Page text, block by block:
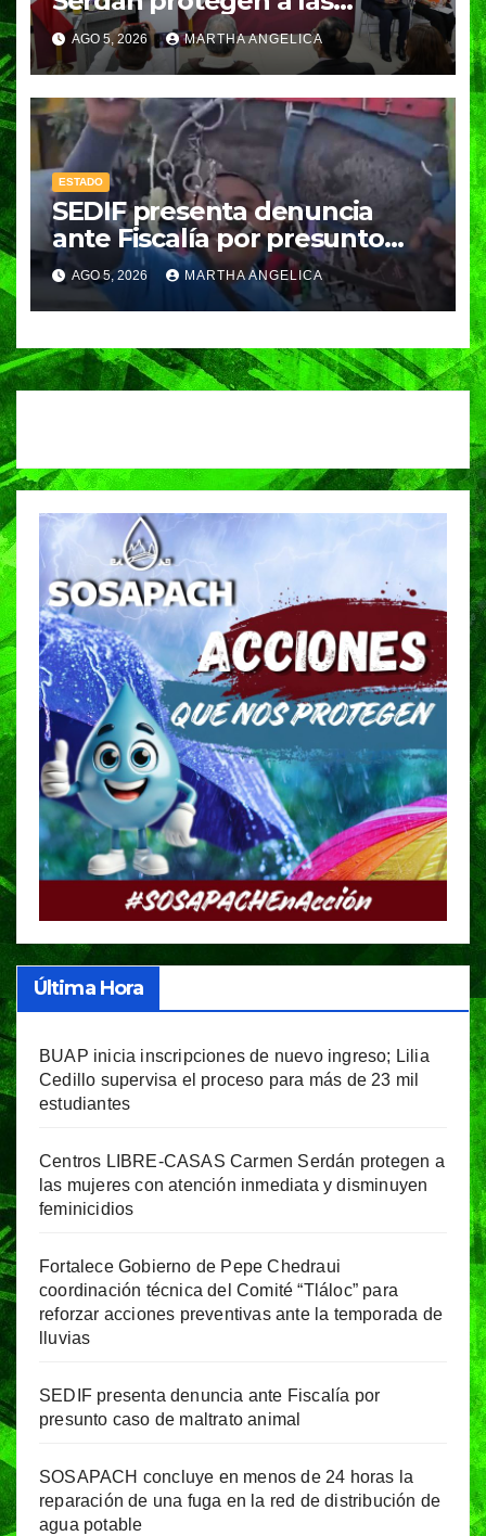
mujeres con atención
inmediata y disminuyen
feminicidios
AGO 5, 2026 MARTHA ANGELICA
ESTADO
SEDIF presenta denuncia
ante Fiscalía por presunto
caso de maltrato animal
AGO 5, 2026 MARTHA ANGELICA
Última Hora
BUAP inicia inscripciones de nuevo ingreso; Lilia
Cedillo supervisa el proceso para más de 23 mil
estudiantes
Centros LIBRE-CASAS Carmen Serdán protegen a
las mujeres con atención inmediata y disminuyen
feminicidios
Fortalece Gobierno de Pepe Chedraui
coordinación técnica del Comité “Tláloc” para
reforzar acciones preventivas ante la temporada de
lluvias
SEDIF presenta denuncia ante Fiscalía por
presunto caso de maltrato animal
SOSAPACH concluye en menos de 24 horas la
reparación de una fuga en la red de distribución de
agua potable